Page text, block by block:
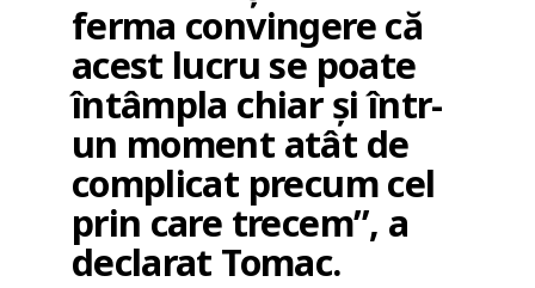
ferma convingere că
acest lucru se poate
întâmpla chiar și într-
un moment atât de
complicat precum cel
prin care trecem”, a
declarat Tomac.